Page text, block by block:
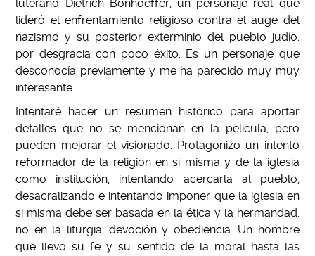
luterano Dietrich Bonhoeffer, un personaje real que
lideró el enfrentamiento religioso contra el auge del
nazismo y su posterior exterminio del pueblo judío,
por desgracia con poco éxito. Es un personaje que
desconocía previamente y me ha parecido muy muy
interesante.
Intentaré hacer un resumen histórico para aportar
detalles que no se mencionan en la película, pero
pueden mejorar el visionado. Protagonizo un intento
reformador de la religión en si misma y de la iglesia
como institución, intentando acercarla al pueblo,
desacralizando e intentando imponer que la iglesia en
si misma debe ser basada en la ética y la hermandad,
no en la liturgia, devoción y obediencia. Un hombre
que llevo su fe y su sentido de la moral hasta las